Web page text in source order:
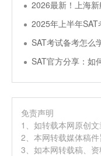
2026最新！上海
2025年上半年
SAT考试备考怎么
SAT官方分享：如
免责声明
1、如转载本网原创
2、本网转载媒体稿
3、如本网转载稿、